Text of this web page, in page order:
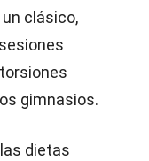
un clásico,
gimnasios.
dietas